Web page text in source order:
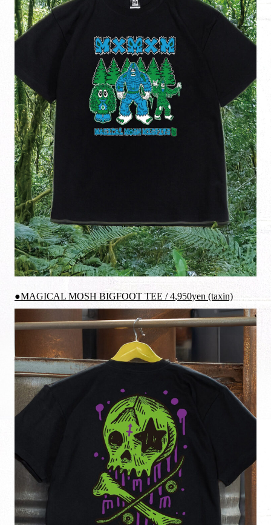
●MAGICAL MOSH BIGFOOT TEE / 4,950yen (taxin)